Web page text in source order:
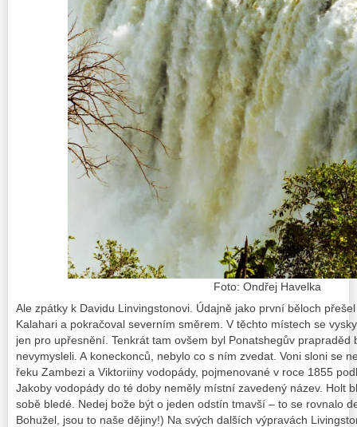
Foto: Ondřej Havelka
Ale zpátky k Davidu Linvingstonovi. Údajně jako první běloch
Kalahari a pokračoval severním směrem. V těchto místech se
jen pro upřesnění. Tenkrát tam ovšem byl Ponatshegův prapraděd
nevymysleli. A koneckonců, nebylo co s ním zvedat. Voni sloni se
řeku Zambezi a Viktoriiny vodopády, pojmenované v roce 1855
Jakoby vodopády do té doby neměly místní zavedený název. Holt
sobě bledé. Nedej bože být o jeden odstín tmavší – to se rovnalo
Bohužel, jsou to naše dějiny!) Na svých dalších výpravách